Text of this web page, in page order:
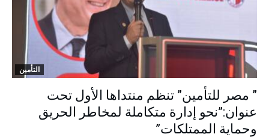
التأمين
” مصر للتأمين” تنظم منتداها الأول تحت
عنوان:”نحو إدارة متكاملة لمخاطر الحريق
وحماية الممتلكات”